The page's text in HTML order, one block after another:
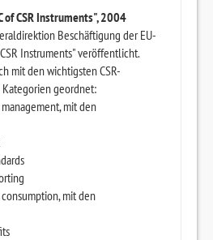
of CSR Instruments", 2004
Beschäftigung der EU-
Instruments" veröffentlicht.
mit den wichtigsten CSR-
geordnet:
mit den
mit den